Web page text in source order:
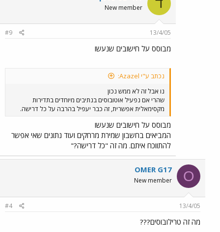
New member
13/4/05
#9
מבוסס על חישובים שנעשו
נכתב ע"י Azazel:
נו אבל זה לא ממש נכון
שהרי אם נפעיל אוטובוסים בנתיבים מיוחדים בתדירות
מקסימאלית אפשרית, זה כבר יעפיל בהרבה על כל דרישה.
מבוסס על חישובים שנעשו
המביאים בחשבון שמירת מרחקים ועוד נתונים שאי אפשר
להתווכח איתם. מה זה "כל דרישה?"
O
OMER G17
New member
13/4/05
#4
מה זה טרילובוסים???